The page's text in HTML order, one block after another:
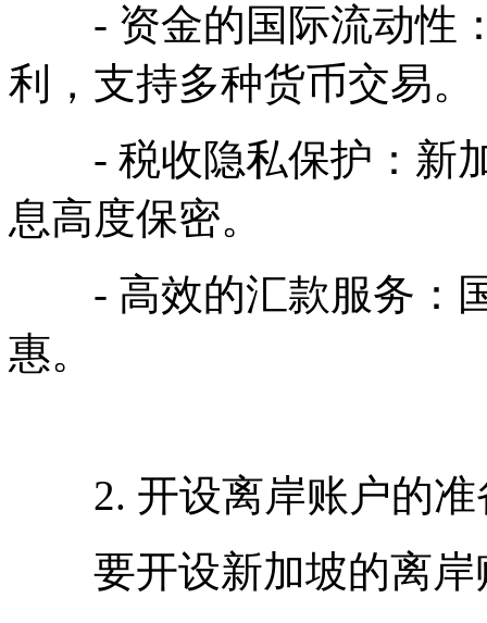
- 资金的国际流动性：
利，支持多种货币交易。
- 税收隐私保护：新加
息高度保密。
- 高效的汇款服务：国
惠。
2. 开设离岸账户的准
要开设新加坡的离岸